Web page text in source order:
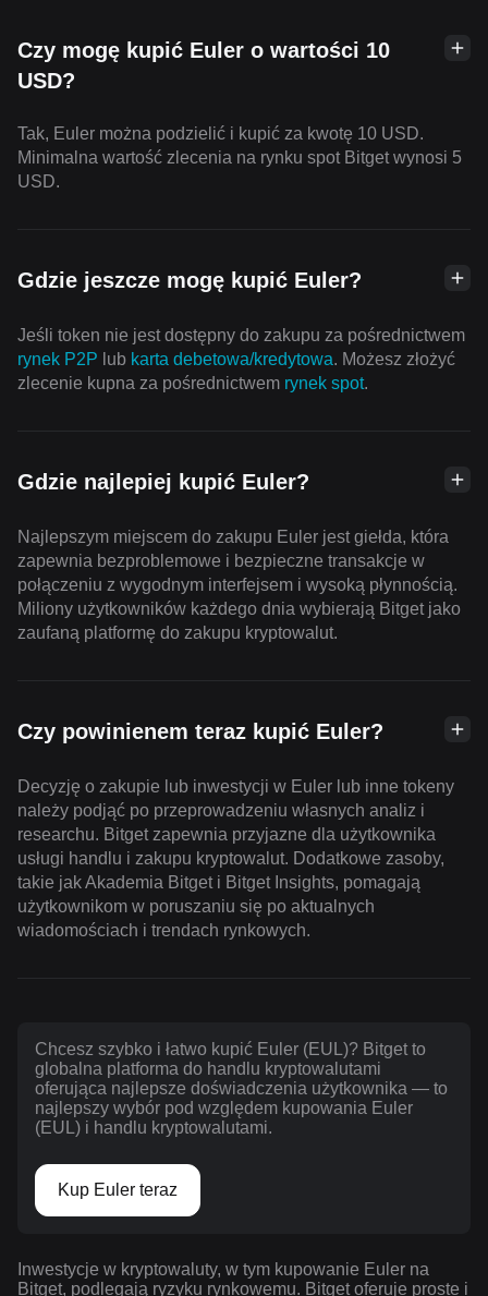
Czy mogę kupić Euler o wartości 10
USD?
Tak, Euler można podzielić i kupić za kwotę 10 USD.
Minimalna wartość zlecenia na rynku spot Bitget wynosi 5
USD.
Gdzie jeszcze mogę kupić Euler?
Jeśli token nie jest dostępny do zakupu za pośrednictwem
rynek P2P lub karta debetowa/kredytowa. Możesz złożyć
zlecenie kupna za pośrednictwem rynek spot.
Gdzie najlepiej kupić Euler?
Najlepszym miejscem do zakupu Euler jest giełda, która
zapewnia bezproblemowe i bezpieczne transakcje w
połączeniu z wygodnym interfejsem i wysoką płynnością.
Miliony użytkowników każdego dnia wybierają Bitget jako
zaufaną platformę do zakupu kryptowalut.
Czy powinienem teraz kupić Euler?
Decyzję o zakupie lub inwestycji w Euler lub inne tokeny
należy podjąć po przeprowadzeniu własnych analiz i
researchu. Bitget zapewnia przyjazne dla użytkownika
usługi handlu i zakupu kryptowalut. Dodatkowe zasoby,
takie jak Akademia Bitget i Bitget Insights, pomagają
użytkownikom w poruszaniu się po aktualnych
wiadomościach i trendach rynkowych.
Chcesz szybko i łatwo kupić Euler (EUL)? Bitget to
globalna platforma do handlu kryptowalutami
oferująca najlepsze doświadczenia użytkownika — to
najlepszy wybór pod względem kupowania Euler
(EUL) i handlu kryptowalutami.
Kup Euler teraz
Inwestycje w kryptowaluty, w tym kupowanie Euler na
Bitget, podlegają ryzyku rynkowemu. Bitget oferuje proste i